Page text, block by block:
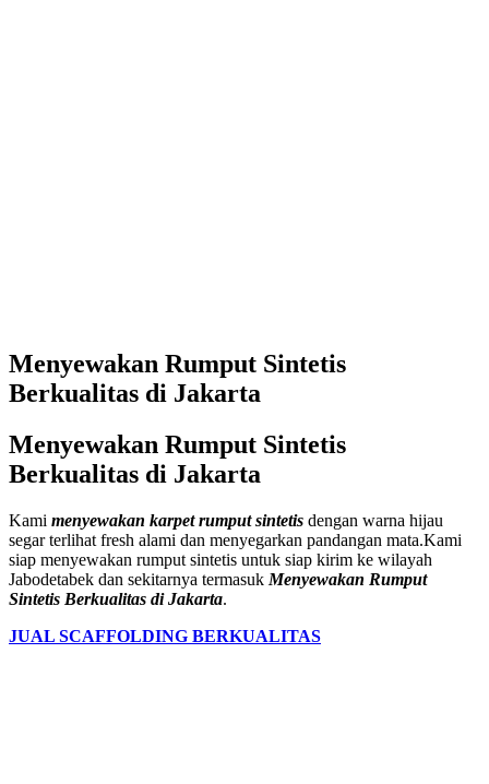
Menyewakan Rumput Sintetis
Berkualitas di Jakarta
Menyewakan Rumput Sintetis
Berkualitas di Jakarta
Kami menyewakan karpet rumput sintetis dengan warna hijau
segar terlihat fresh alami dan menyegarkan pandangan mata.Kami
siap menyewakan rumput sintetis untuk siap kirim ke wilayah
Jabodetabek dan sekitarnya termasuk Menyewakan Rumput
Sintetis Berkualitas di Jakarta.
JUAL SCAFFOLDING BERKUALITAS